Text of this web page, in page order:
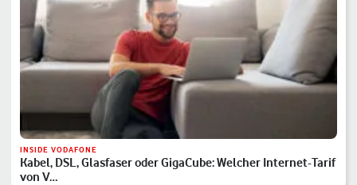
INSIDE VODAFONE
Kabel, DSL, Glasfaser oder GigaCube: Welcher Internet-Tarif
von V…